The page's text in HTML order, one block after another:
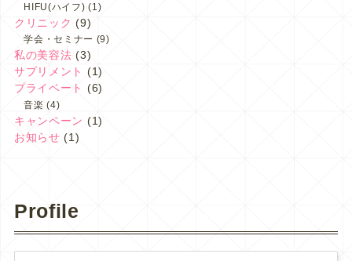
HIFU(ハイフ) (1)
クリニック (9)
学会・セミナー (9)
私の美容法 (3)
サプリメント
(1)
プライベート
(6)
音楽 (4)
キャンペーン (1)
お知らせ (1)
Profile